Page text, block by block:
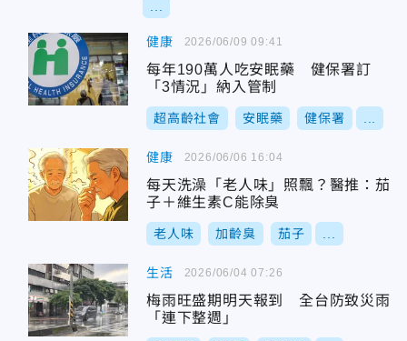
健康
每年190萬人吃安眠藥 健保署訂
「3情況」納入管制
超高齡社會 安眠藥 健保署
2026/06/09 09:41
健康
每天洗澡「老人味」照飄？醫推：茄
子＋維生素C能除臭
老人味 加齡臭 茄子
2026/06/06 16:04
生活
梅雨旺盛期明天報到 全台防致災雨
「連下整週」
2026/06/04 07:26